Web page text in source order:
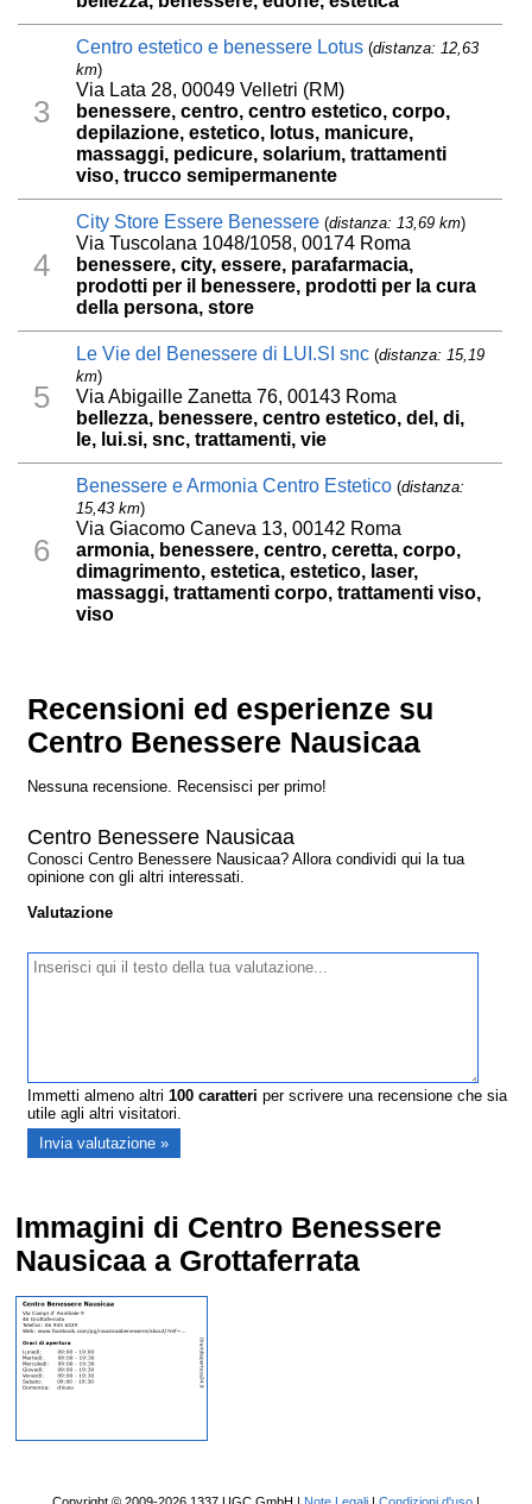
3
Centro estetico e benessere Lotus (distanza: 12,63
km)
Via Lata 28, 00049 Velletri (RM)
benessere, centro, centro estetico, corpo,
depilazione, estetico, lotus, manicure,
massaggi, pedicure, solarium, trattamenti
viso, trucco semipermanente
4
City Store Essere Benessere (distanza: 13,69 km)
Via Tuscolana 1048/1058, 00174 Roma
benessere, city, essere, parafarmacia,
prodotti per il benessere, prodotti per la cura
della persona, store
5
Le Vie del Benessere di LUI.SI snc (distanza: 15,19
km)
Via Abigaille Zanetta 76, 00143 Roma
bellezza, benessere, centro estetico, del, di,
le, lui.si, snc, trattamenti, vie
6
Benessere e Armonia Centro Estetico (distanza:
15,43 km)
Via Giacomo Caneva 13, 00142 Roma
armonia, benessere, centro, ceretta, corpo,
dimagrimento, estetica, estetico, laser,
massaggi, trattamenti corpo, trattamenti viso,
viso
Recensioni ed esperienze su
Centro Benessere Nausicaa
Nessuna recensione. Recensisci per primo!
Centro Benessere Nausicaa
Conosci Centro Benessere Nausicaa? Allora condividi qui la tua
opinione con gli altri interessati.
Valutazione
Immetti almeno altri100 caratteri per scrivere una recensione che sia
utile agli altri visitatori.
Immagini di Centro Benessere
Nausicaa a Grottaferrata